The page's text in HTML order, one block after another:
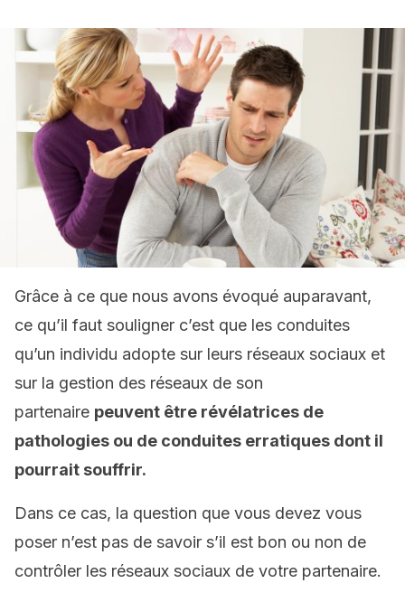
Grâce à ce que nous avons évoqué auparavant,
ce qu’il faut souligner c’est que les conduites
qu’un individu adopte sur leurs réseaux sociaux et
sur la gestion des réseaux de son
partenaire peuvent être révélatrices de
pathologies ou de conduites erratiques dont il
pourrait souffrir.
Dans ce cas, la question que vous devez vous
poser n’est pas de savoir s’il est bon ou non de
contrôler les réseaux sociaux de votre partenaire.